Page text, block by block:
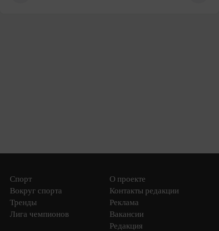
Спорт
Вокруг спорта
Тренды
Лига чемпионов
О проекте
Контакты редакции
Реклама
Вакансии
Редакция